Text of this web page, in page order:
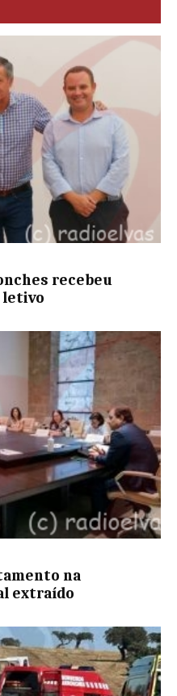
recebeu
letivo
na
extraído